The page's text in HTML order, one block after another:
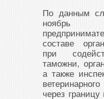
По данным
ноябрь
составе
при
таможни,
а также
через